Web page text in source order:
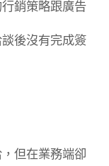
銷策略跟廣告
後沒有完成簽
但在業務端卻